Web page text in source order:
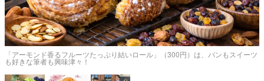
「アーモンド香るフルーツたっぷり結いロール」（300円）は、パンもスイーツ
も好きな筆者も興味津々！